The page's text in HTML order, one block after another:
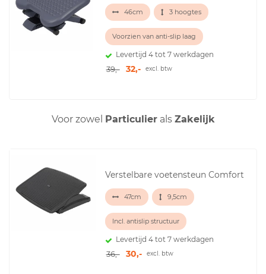
46cm 3 hoogtes
Voorzien van anti-slip laag
Levertijd 4 tot 7 werkdagen
39,- 32,- excl. btw
Voor zowel Particulierals Zakelijk
Verstelbare voetensteun Comfort
47cm 9,5cm
Incl. antislip structuur
Levertijd 4 tot 7 werkdagen
36,- 30,- excl. btw